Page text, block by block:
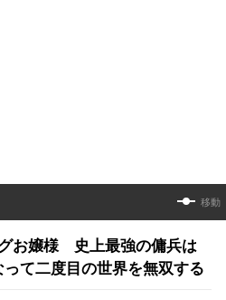
移動
お嬢様 史上最強の傭兵は
て二度目の世界を無双する